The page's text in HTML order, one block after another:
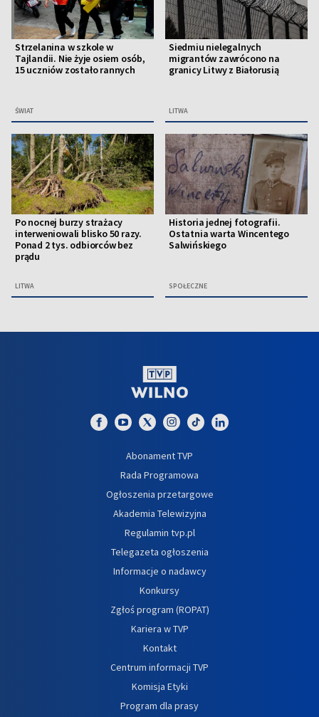
Strzelanina w szkole w
Tajlandii. Nie żyje osiem osób,
15 uczniów zostało rannych
ŚWIAT
Siedmiu nielegalnych
migrantów zawrócono na
granicy Litwy z Białorusią
LITWA
Po nocnej burzy strażacy
interweniowali blisko 50 razy.
Ponad 2 tys. odbiorców bez
prądu
LITWA
Historia jednej fotografii.
Ostatnia warta Wincentego
Salwińskiego
SPOŁECZNE
Abonament TVP
Rada Programowa
Ogłoszenia przetargowe
Akademia Telewizyjna
Regulamin tvp.pl
Telegazeta ogłoszenia
Informacje o nadawcy
Konkursy
Zgłoś program (ROPAT)
Kariera w TVP
Kontakt
Centrum informacji TVP
Komisja Etyki
Program dla prasy